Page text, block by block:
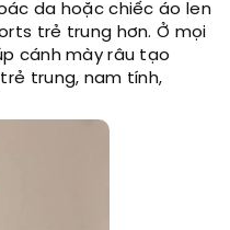
da hoặc chiếc áo len
trẻ trung hơn. Ở mọi
cánh mày râu tạo
trung, nam tính,